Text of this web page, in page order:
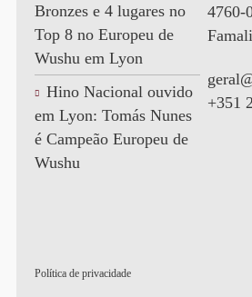
Bronzes e 4 lugares no
Top 8 no Europeu de
Wushu em Lyon
Hino Nacional ouvido
em Lyon: Tomás Nunes
é Campeão Europeu de
Wushu
4760-
+351
Política de privacidade